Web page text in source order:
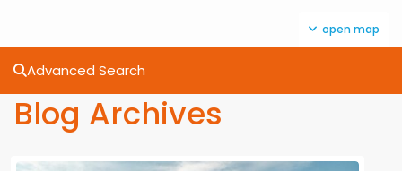
open map
Advanced Search
Blog Archives